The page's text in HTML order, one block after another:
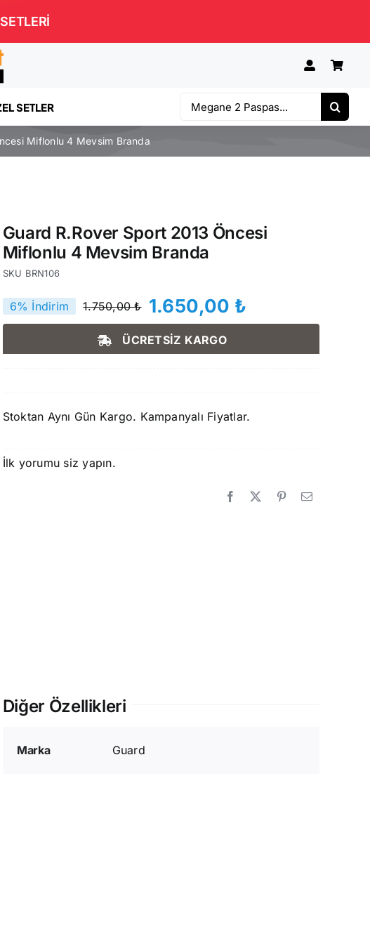
SETLER Ara:
Miflonlu 4 Mevsim Branda
Guard R.Rover Sport 2013 Öncesi
Miflonlu 4 Mevsim Branda
SKU BRN106
1.750,00₺
Orijinal
fiyat:
1.750,00 ₺.
1.650,00 ₺
Şu
andaki
fiyat:
6% İndirim
ÜCRETSİZ KARGO
Stoktan Aynı Gün Kargo. Kampanyalı Fiyatlar.
İlk yorumu siz yapın.
Diğer Özellikleri
Marka Guard